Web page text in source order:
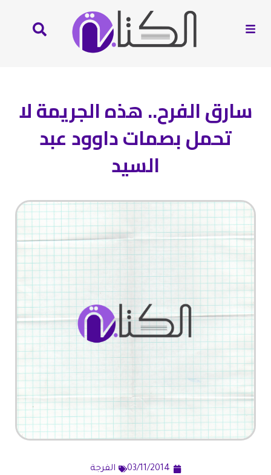
سارق الفرح.. هذه الجريمة لا
تحمل بصمات داوود عبد
السيد
03/11/2014 الفرجة